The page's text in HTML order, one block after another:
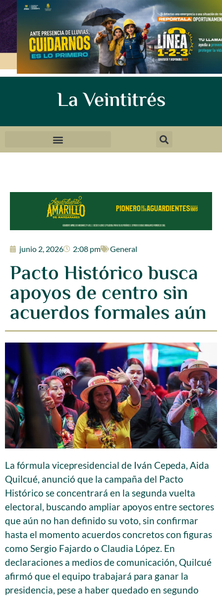
La Veintitrés
junio 2, 2026 2:08 pm General
Pacto Histórico busca
apoyos de centro sin
acuerdos formales aún
La fórmula vicepresidencial de Iván Cepeda, Aida
Quilcué, anunció que la campaña del Pacto
Histórico se concentrará en la segunda vuelta
electoral, buscando ampliar apoyos entre sectores
que aún no han definido su voto, sin confirmar
hasta el momento acuerdos concretos con figuras
como Sergio Fajardo o Claudia López. En
declaraciones a medios de comunicación, Quilcué
afirmó que el equipo trabajará para ganar la
presidencia, pese a haber quedado en segundo